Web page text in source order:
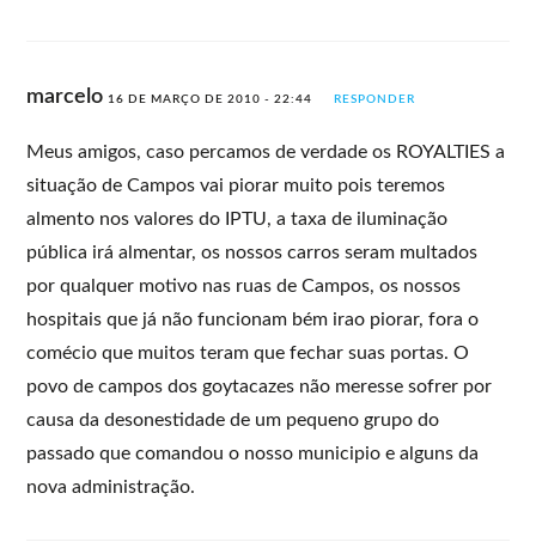
marcelo 16 DE MARÇO DE 2010 - 22:44 RESPONDER
Meus amigos, caso percamos de verdade os ROYALTIES a
situação de Campos vai piorar muito pois teremos
almento nos valores do IPTU, a taxa de iluminação
pública irá almentar, os nossos carros seram multados
por qualquer motivo nas ruas de Campos, os nossos
hospitais que já não funcionam bém irao piorar, fora o
comécio que muitos teram que fechar suas portas. O
povo de campos dos goytacazes não meresse sofrer por
causa da desonestidade de um pequeno grupo do
passado que comandou o nosso municipio e alguns da
nova administração.